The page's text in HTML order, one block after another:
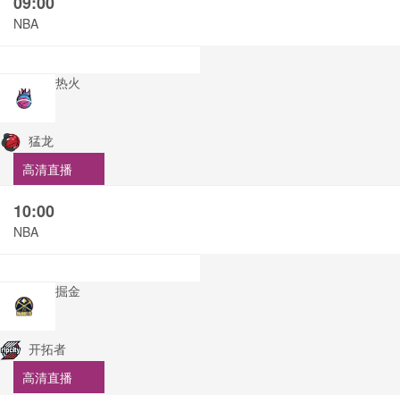
NBA
热火
猛龙
高清直播
10:00
NBA
掘金
开拓者
高清直播